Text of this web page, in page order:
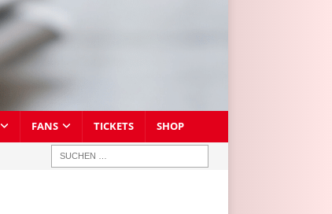
FANS TICKETS SHOP